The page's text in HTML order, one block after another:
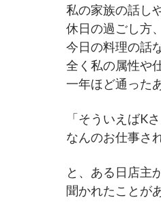
私の家族の話し
休日の過ごし方、
今日の料理の話
全く私の属性や
一年ほど通った
「そういえばKさ
なんのお仕事さ
と、ある日店主
聞かれたことが